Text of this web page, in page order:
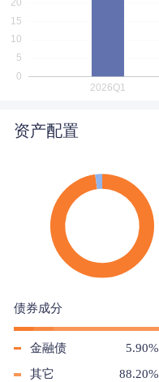
资产配置
债券成分
金融债 5.90%
其它 88.20%